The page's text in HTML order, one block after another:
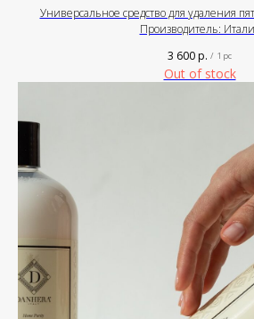
Универсальное средство для удаления
Производитель:
3 600р. / 1 pc
Out of stock